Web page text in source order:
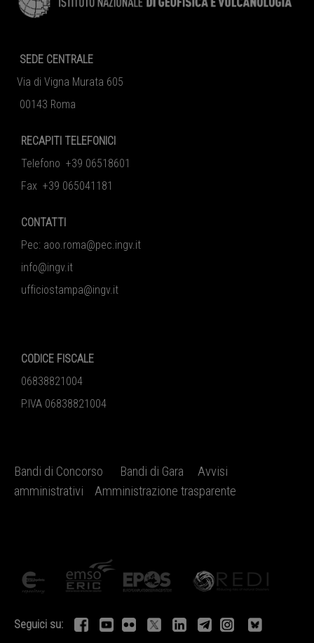
SEDE CENTRALE
Via di Vigna Murata 605
00143 Roma
RECAPITI TELEFONICI
Telefono +39 06518601
Fax +39 065041181
CONTATTI
Pec: aoo.roma@pec.ingv.it
info@ingv.it
ufficiostampa@ingv.it
CODICE FISCALE
06838821004
P.IVA 06838821004
Bandi di Concorso Bandi di Gara
Avvisi
amministrativi
Amministrazione trasparente
Seguici su: